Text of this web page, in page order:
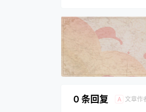
0 条回复 A 文章作